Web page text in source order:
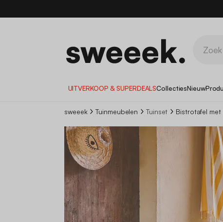
UITVERKOOP & SUPERDEALSCollectiesNieuw
sweeek Tuinmeubelen Tuinset Bistrotafel